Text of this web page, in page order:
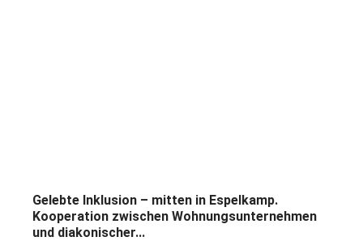
Gelebte Inklusion – mitten in Espelkamp.
Kooperation zwischen Wohnungsunternehmen
und diakonischer...